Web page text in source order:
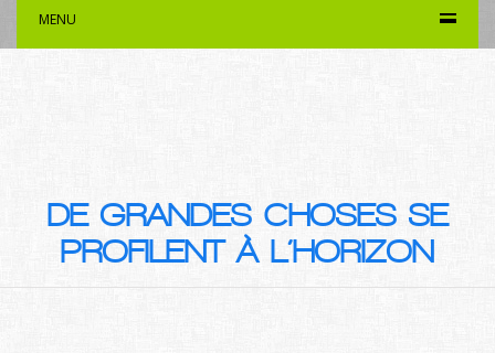
MENU
DE GRANDES CHOSES SE
PROFILENT À L’HORIZON